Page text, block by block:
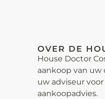
OVER DE
House Doctor
aankoop van uw
uw adviseur
aankoopadvies.